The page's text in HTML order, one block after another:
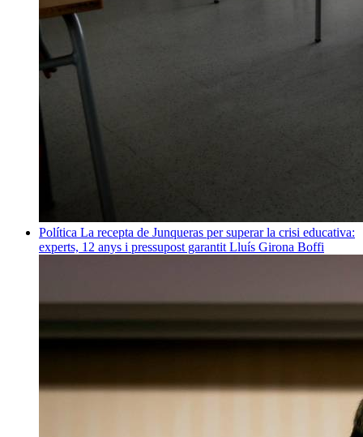
Política La recepta de Junqueras per superar la crisi educativa:
experts, 12 anys i pressupost garantit Lluís Girona Boffi